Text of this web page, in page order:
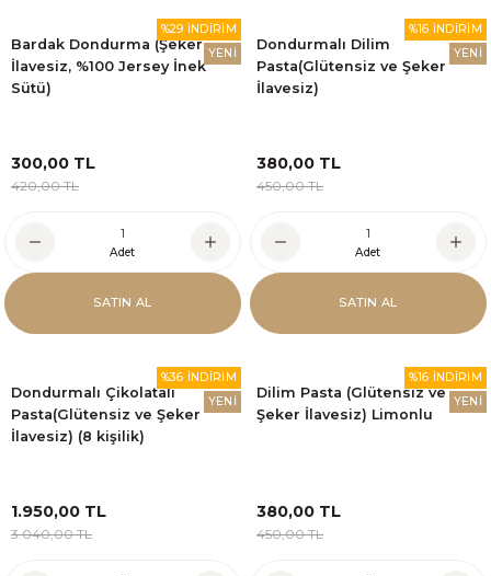
%29 İNDİRİM
YENİ
Bardak Dondurma (Şeker
İlavesiz, %100 Jersey İnek
Sütü)
300,00 TL
420,00 TL
Adet
SATIN AL
%16 İNDİRİM
YENİ
Dondurmalı Dilim
Pasta(Glütensiz ve Şeker
İlavesiz)
380,00 TL
450,00 TL
Adet
SATIN AL
%36 İNDİRİM
YENİ
Dondurmalı Çikolatalı
Pasta(Glütensiz ve Şeker
İlavesiz) (8 kişilik)
1.950,00 TL
3.040,00 TL
%16 İNDİRİM
YENİ
Dilim Pasta (Glütensiz ve
Şeker İlavesiz) Limonlu
380,00 TL
450,00 TL